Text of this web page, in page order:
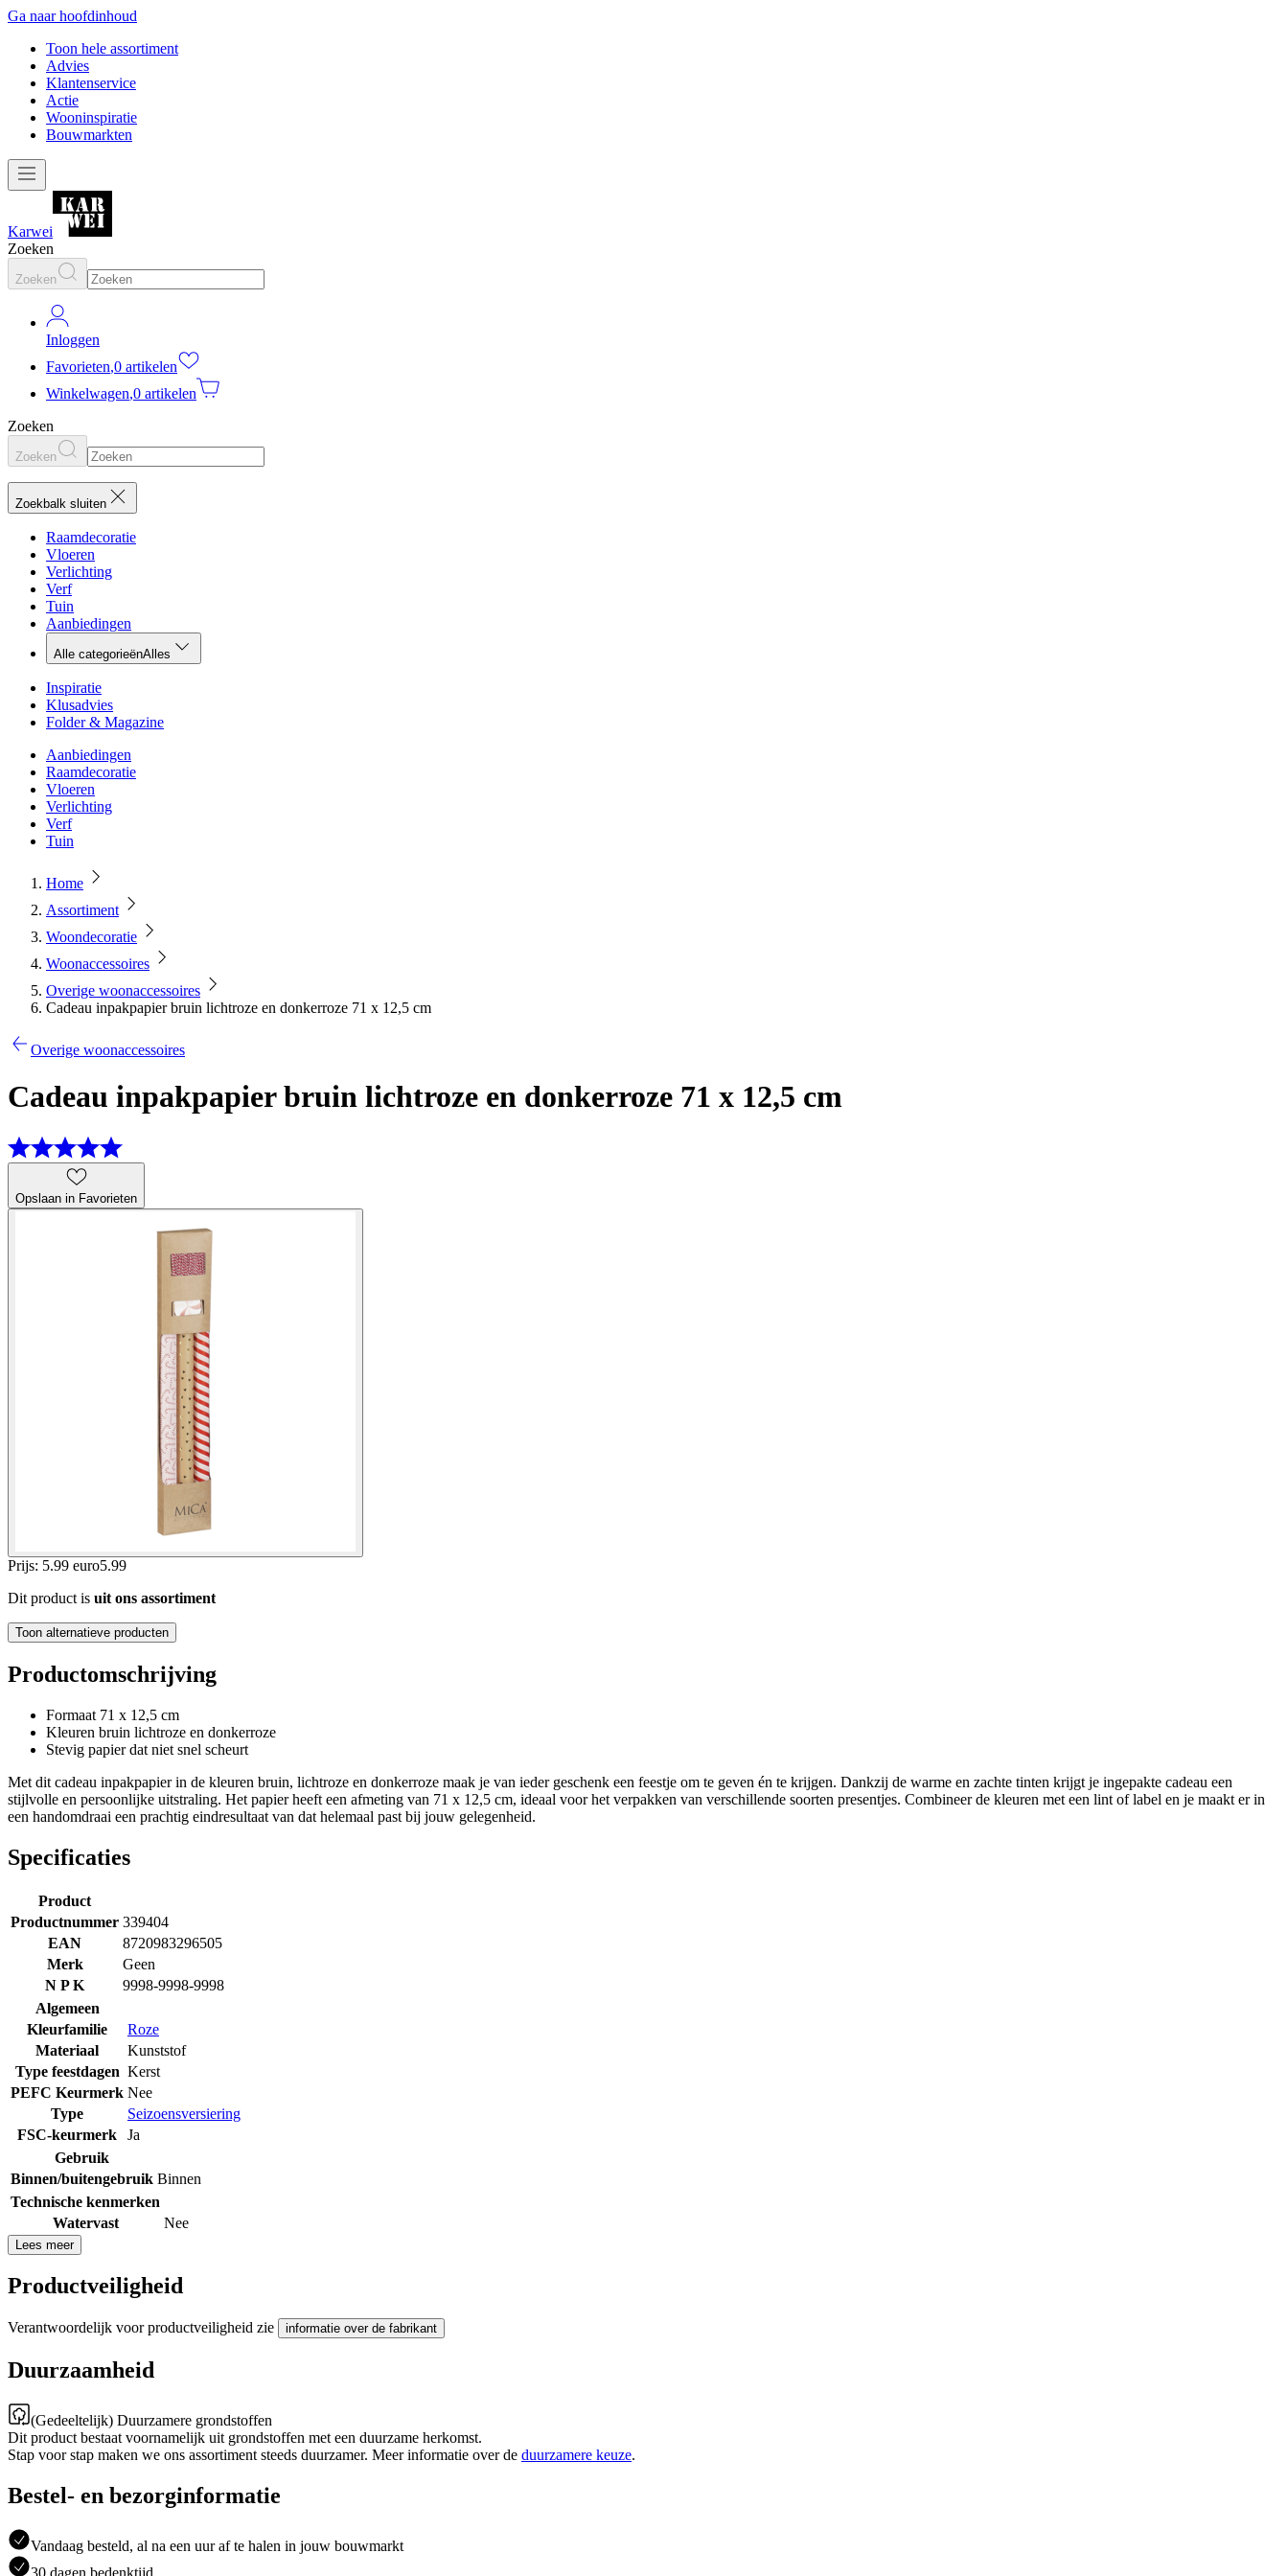
Ga naar hoofdinhoud
Toon hele assortiment
Advies
Klantenservice
Actie
Wooninspiratie
Bouwmarkten
Karwei
Zoeken
Zoeken
Inloggen
Favorieten,0 artikelen
Winkelwagen,0 artikelen
Zoeken
Zoeken
Zoekbalk sluiten
Raamdecoratie
Vloeren
Verlichting
Verf
Tuin
Aanbiedingen
Alle categorieënAlles
Inspiratie
Klusadvies
Folder & Magazine
Aanbiedingen
Raamdecoratie
Vloeren
Verlichting
Verf
Tuin
Home
Assortiment
Woondecoratie
Woonaccessoires
Overige woonaccessoires
Cadeau inpakpapier bruin lichtroze en donkerroze 71 x 12,5 cm
Overige woonaccessoires
Cadeau inpakpapier bruin lichtroze en donkerroze 71 x 12,5 cm
Opslaan in Favorieten
Prijs: 5.99 euro5.99
Dit product is uit ons assortiment
Toon alternatieve producten
Productomschrijving
Formaat 71 x 12,5 cm
Kleuren bruin lichtroze en donkerroze
Stevig papier dat niet snel scheurt
Met dit cadeau inpakpapier in de kleuren bruin, lichtroze en donkerroze maak je van ieder geschenk een feestje om te geven én te krijgen. Dankzij de warme en zachte tinten krijgt je ingepakte cadeau een
stijlvolle en persoonlijke uitstraling. Het papier heeft een afmeting van 71 x 12,5 cm, ideaal voor het verpakken van verschillende soorten presentjes. Combineer de kleuren met een lint of label en je maakt er in
een handomdraai een prachtig eindresultaat van dat helemaal past bij jouw gelegenheid.
Specificaties
Product
Productnummer 339404
EAN
8720983296505
Merk
Geen
N P K
9998-9998-9998
Algemeen
Kleurfamilie
Roze
Materiaal
Kunststof
Type feestdagen Kerst
PEFC Keurmerk Nee
Type
Seizoensversiering
FSC-keurmerk
Ja
Gebruik
Binnen/buitengebruik Binnen
Technische kenmerken
Watervast
Nee
Lees meer
Productveiligheid
Verantwoordelijk voor productveiligheid zie informatie over de fabrikant
Duurzaamheid
(Gedeeltelijk) Duurzamere grondstoffen
Dit product bestaat voornamelijk uit grondstoffen met een duurzame herkomst.
Stap voor stap maken we ons assortiment steeds duurzamer. Meer informatie over de duurzamere keuze.
Bestel- en bezorginformatie
Vandaag besteld, al na een uur af te halen in jouw bouwmarkt
30 dagen bedenktijd